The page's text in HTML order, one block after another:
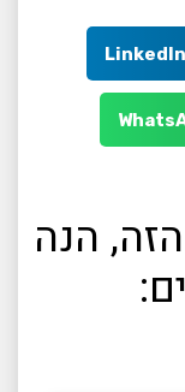
LinkedIn
הנה